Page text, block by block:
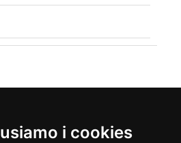
i cookies